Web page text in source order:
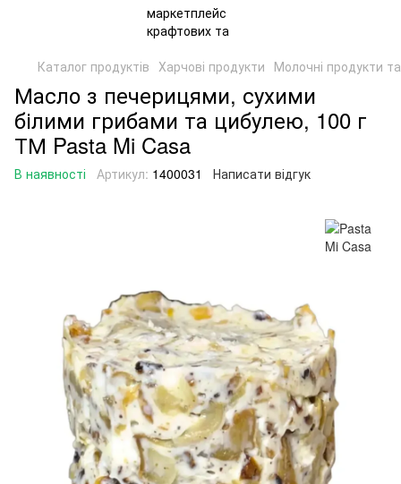
Каталог продуктів Харчові продукти Молочні продукти
Масло з печерицями, сухими
білими грибами та цибулею, 100 г
ТМ Pasta Mi Casa
В наявності Артикул: 1400031 Написати відгук